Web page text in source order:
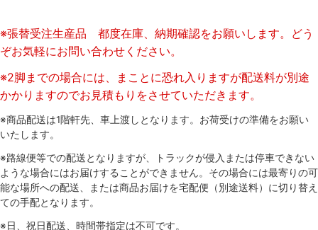
※張替受注生産品 都度在庫、納期確認をお願いします。どう
ぞお気軽にお問い合わせください。
※2脚までの場合には、まことに恐れ入りますが配送料が別途
かかりますのでお見積もりをさせていただきます。
※商品配送は1階軒先、車上渡しとなります。お荷受けの準備をお願い
いたします。
※路線便等での配送となりますが、トラックが侵入または停車できない
ような場合にはお届けすることができません。その場合には最寄りの可
能な場所への配送、または商品お届けを宅配便（別途送料）に切り替え
ての手配となります。
※日、祝日配送、時間帯指定は不可です。